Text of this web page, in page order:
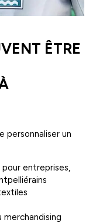
ÊTRE
personnaliser un
entreprises,